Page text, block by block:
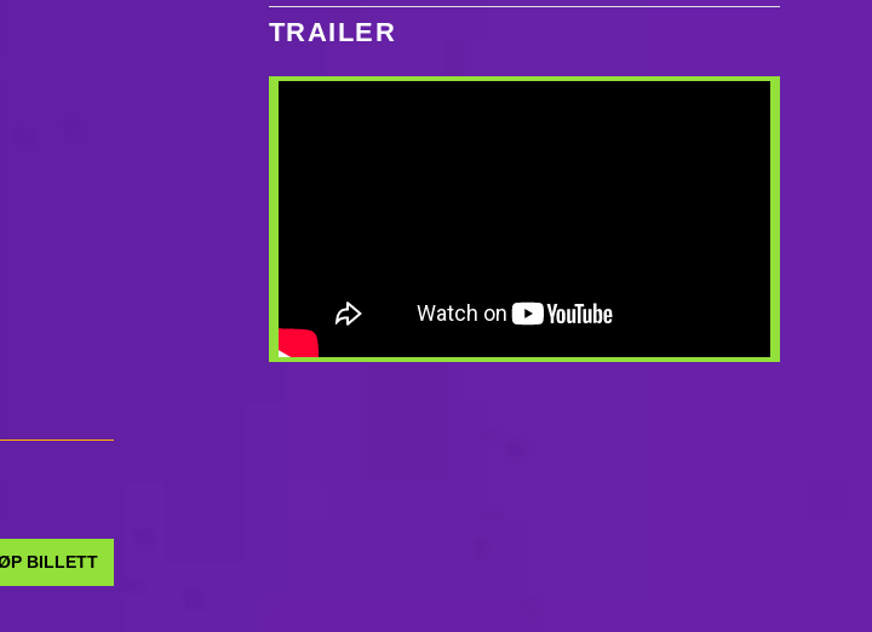
TRAILER
BILLETT